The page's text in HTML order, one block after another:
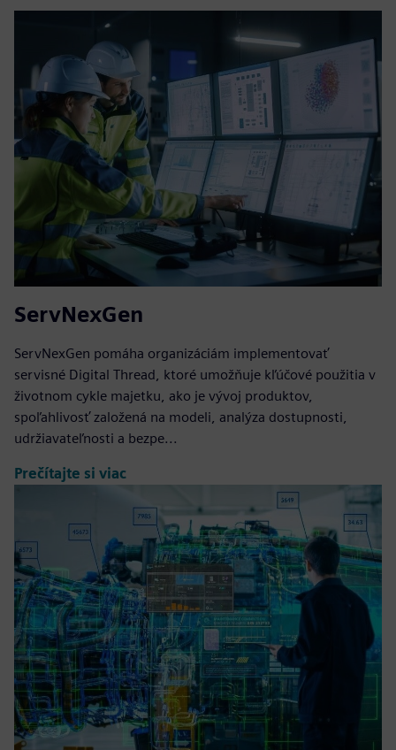
ServNexGen
ServNexGen pomáha organizáciám implementovať
servisné Digital Thread, ktoré umožňuje kľúčové použitia v
životnom cykle majetku, ako je vývoj produktov,
spoľahlivosť založená na modeli, analýza dostupnosti,
udržiavateľnosti a bezpe...
Prečítajte si viac